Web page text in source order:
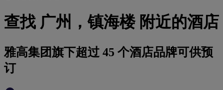
查找 广州，镇海楼 附近的酒店
雅高集团旗下超过 45 个酒店品牌可供预
订